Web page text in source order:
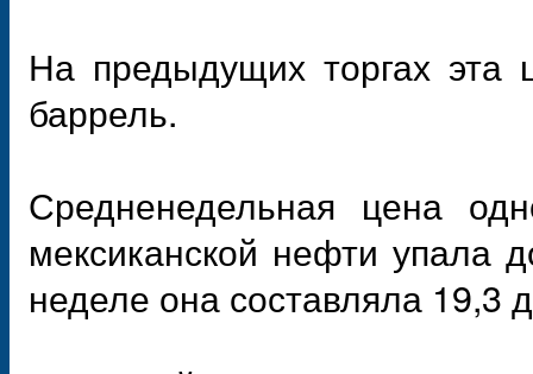
На предыдущих торгах эта
баррель.
Средненедельная цена
мексиканской нефти упала
неделе она составляла 19,3